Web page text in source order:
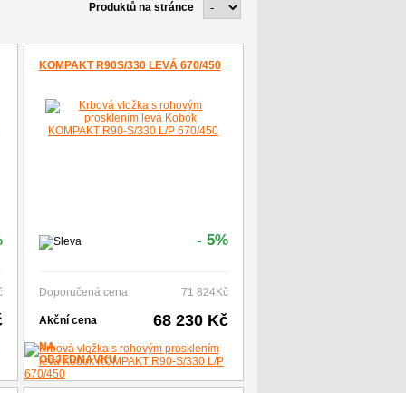
Produktů na stránce
KOMPAKT R90S/330 LEVÁ 670/450
Doporučená cena 71 824Kč
Akční cena 68 230 Kč
- 5%
NA
OBJEDNÁVKU